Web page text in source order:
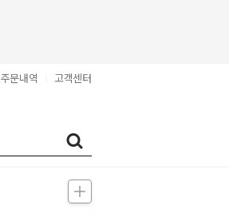
주문내역 고객센터